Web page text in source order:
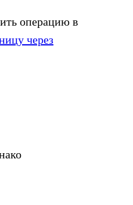
операцию в
через